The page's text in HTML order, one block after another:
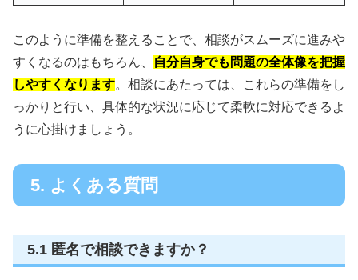
このように準備を整えることで、相談がスムーズに進みや
すくなるのはもちろん、
自分自身でも問題の全体像を把握
しやすくなります。相談にあたっては、これらの準備をし
っかりと行い、具体的な状況に応じて柔軟に対応できるよ
うに心掛けましょう。
5. よくある質問
5.1 匿名で相談できますか？